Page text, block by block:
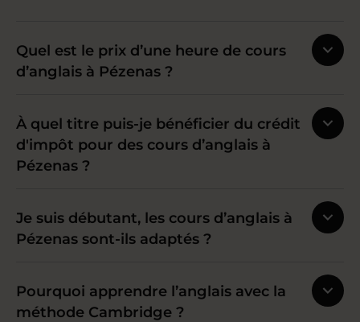
Quel est le prix d’une heure de cours
d’anglais à Pézenas ?
À quel titre puis-je bénéficier du crédit
d'impôt pour des cours d’anglais à
Pézenas ?
Je suis débutant, les cours d’anglais à
Pézenas sont-ils adaptés ?
Pourquoi apprendre l’anglais avec la
méthode Cambridge ?